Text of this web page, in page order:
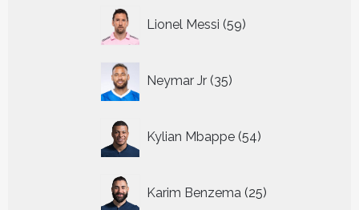
Lionel Messi 59
producten
Neymar Jr 35
producten
Kylian Mbappe 54
producten
Karim Benzema 25
producten